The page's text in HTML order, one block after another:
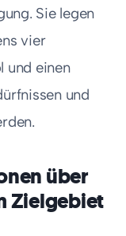
Sie legen
vier
und einen
und
über
Zielgebiet